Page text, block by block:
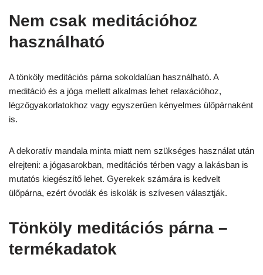
Nem csak meditációhoz
használható
A tönköly meditációs párna sokoldalúan használható. A
meditáció és a jóga mellett alkalmas lehet relaxációhoz,
légzőgyakorlatokhoz vagy egyszerűen kényelmes ülőpárnaként
is.
A dekoratív mandala minta miatt nem szükséges használat után
elrejteni: a jógasarokban, meditációs térben vagy a lakásban is
mutatós kiegészítő lehet. Gyerekek számára is kedvelt
ülőpárna, ezért óvodák és iskolák is szívesen választják.
Tönköly meditációs párna –
termékadatok